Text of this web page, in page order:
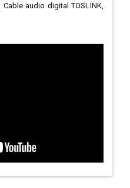
Cable audio digital TOSLINK,